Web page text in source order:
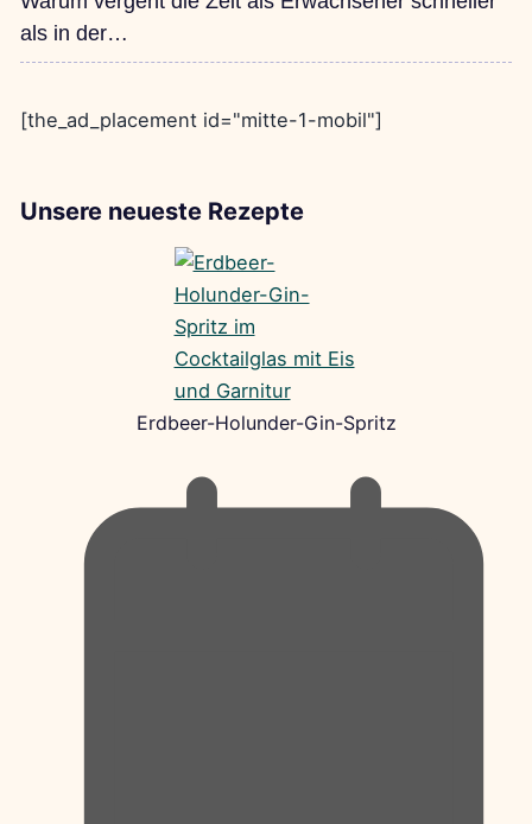
als in der…
[the_ad_placement id="mitte-1-mobil"]
Unsere neueste Rezepte
Erdbeer-Holunder-Gin-Spritz